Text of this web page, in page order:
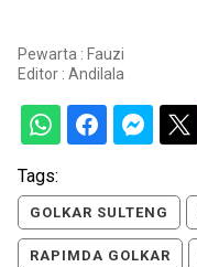
Pewarta : Fauzi
Editor : Andilala
Tags:
GOLKAR SULTENG
RAPIMDA GOLKAR